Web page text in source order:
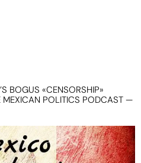
BOGUS «CENSORSHIP»
POLITICS PODCAST —